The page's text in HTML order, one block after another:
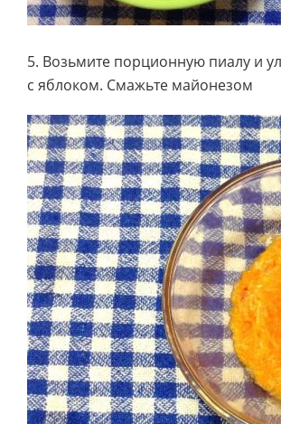
5. Возьмите порционную пиалу и
с яблоком. Смажьте майонезом